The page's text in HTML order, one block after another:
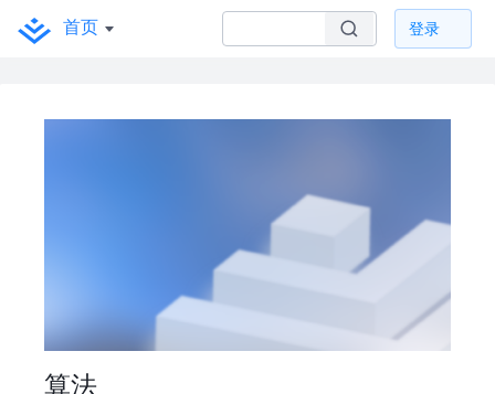
首页 登录
算法